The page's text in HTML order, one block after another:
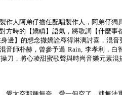
作人阿弟仔擔任配唱製作人，阿弟仔獨
方時的【嬌瞋】語氣，將歌詞【什麼事
邊】的想念撒嬌詮釋得淋漓討喜，混音
音師朴赫，曾參予過 Rain, 李孝利，白
刀，將心凌甜蜜歌聲與時尚音樂元素混